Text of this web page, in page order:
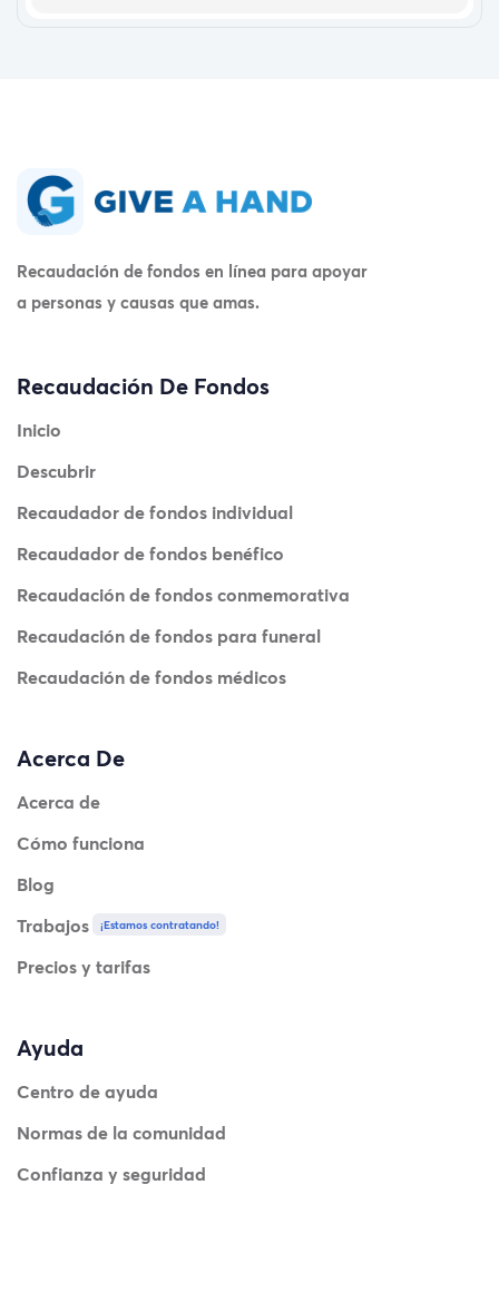
Recaudación de fondos en línea para apoyar
a personas y causas que amas.
Recaudación De Fondos
Inicio
Descubrir
Recaudador de fondos individual
Recaudador de fondos benéfico
Recaudación de fondos conmemorativa
Recaudación de fondos para funeral
Recaudación de fondos médicos
Acerca De
Acerca de
Cómo funciona
Blog
Trabajos
¡Estamos contratando!
Precios y tarifas
Ayuda
Centro de ayuda
Normas de la comunidad
Confianza y seguridad